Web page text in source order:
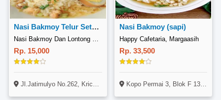
Nasi Bakmoy Telur Setengah
Nasi Bakmoy Dan Lontong Opor Inez, Kricak
Rp. 15,000
Jl.Jatimulyo No.262, Kricak, Kec.Tegalrejo, Kota Yogyakarta, Daerah Istimewa Yogyakarta 55242, Indonesia
Nasi Bakmoy (sapi)
Happy Cafetaria, Margaasih
Rp. 33,500
Kopo Permai 3, Blok F 13 No. 12, Margaasih, Bandung